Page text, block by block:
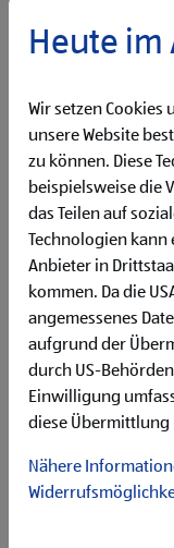
Präsentieren von
von
Reinigen der
Betreuen der
Qualifikationen,
Flexibilität für
Begeisterung im
Freude an der
Miteinander
Bereitschaft zu
freundlich im
angenehme
zuverlässige und
Angebote, die
Heute im
Wir setzen Cookies
unsere Website
zu können. Diese
beispielsweise die
das Teilen auf
Technologien
Anbieter in
kommen. Da die
angemessenes
aufgrund der
durch US-
Einwilligung
diese Übermittlung
Nähere